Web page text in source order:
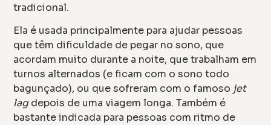
tradicional.
Ela é usada principalmente para ajudar pessoas
que têm dificuldade de pegar no sono, que
acordam muito durante a noite, que trabalham em
turnos alternados (e ficam com o sono todo
bagunçado), ou que sofreram com o famoso jet
lagdepois de uma viagem longa. Também é
bastante indicada para pessoas com ritmo de